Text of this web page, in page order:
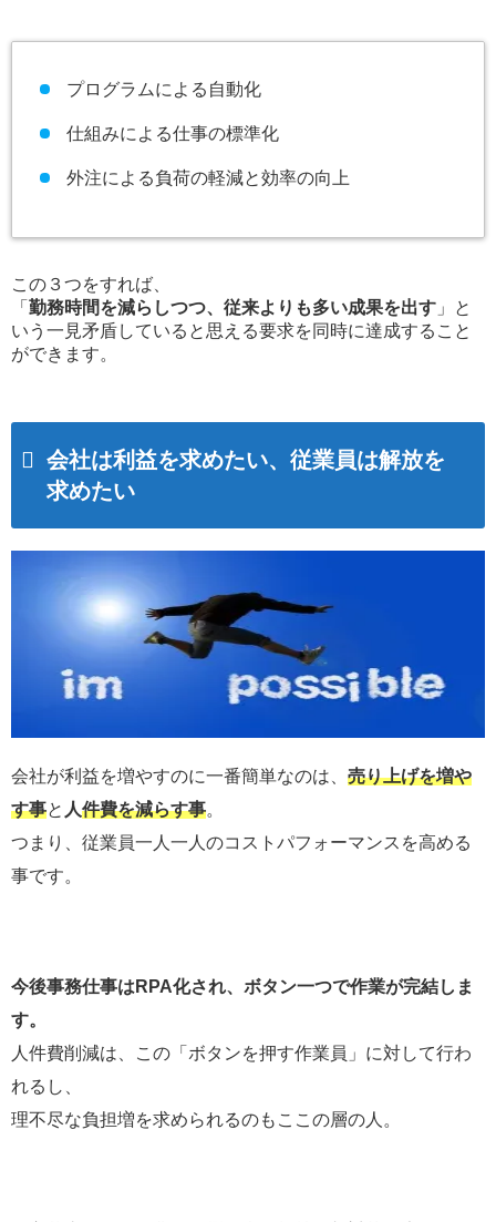
プログラムによる自動化
仕組みによる仕事の標準化
外注による負荷の軽減と効率の向上
この３つをすれば、
「 勤務時間を減らしつつ、従来よりも多い成果を出す 」と
いう一見矛盾していると思える要求を同時に達成すること
ができます。
会社は利益を求めたい、従業員は解放を
求めたい
会社が利益を増やすのに一番簡単なのは、 売り上げを増や
す事と 人件費を減らす事。
つまり、従業員一人一人のコストパフォーマンスを高める
事です。
今後事務仕事はRPA化され、ボタン一つで作業が完結しま
す。
人件費削減は、この「ボタンを押す作業員」に対して行わ
れるし、
理不尽な負担増を求められるのもここの層の人。